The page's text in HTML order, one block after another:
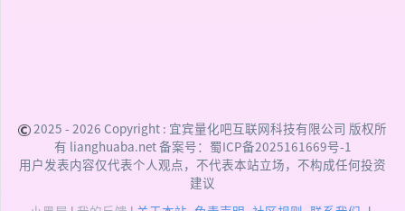
2025 - 2026 Copyright : 宜宾量化吧互联网科技有限公司 版权所
有 lianghuaba.net 备案号： 蜀ICP备2025161669号-1
用户发表内容仅代表个人观点，不代表本站立场，不构成任何投资
建议